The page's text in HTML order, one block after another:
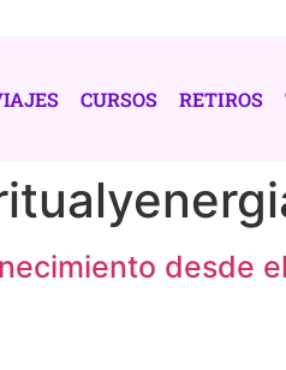
CURSOS RETIROS
desde